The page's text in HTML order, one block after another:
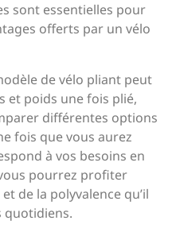
sont essentielles pour
offerts par un vélo
de vélo pliant peut
et poids une fois plié,
différentes options
fois que vous aurez
à vos besoins en
pourrez profiter
de la polyvalence qu’il
quotidiens.